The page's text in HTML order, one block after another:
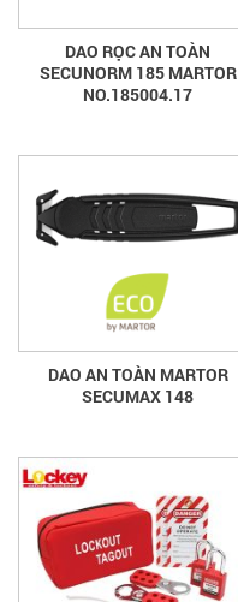
DAO RỌC AN TOÀN
SECUNORM 185 MARTOR
NO.185004.17
DAO AN TOÀN MARTOR
SECUMAX 148